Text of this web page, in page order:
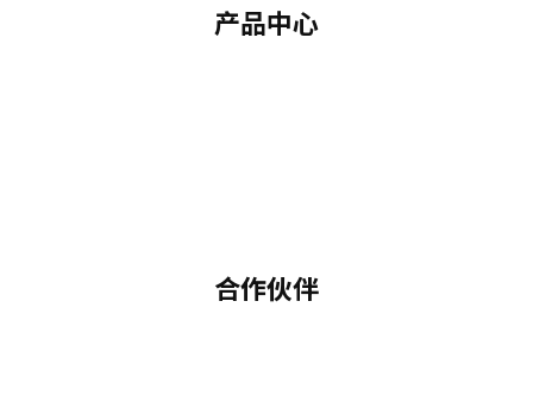
产品中心
合作伙伴